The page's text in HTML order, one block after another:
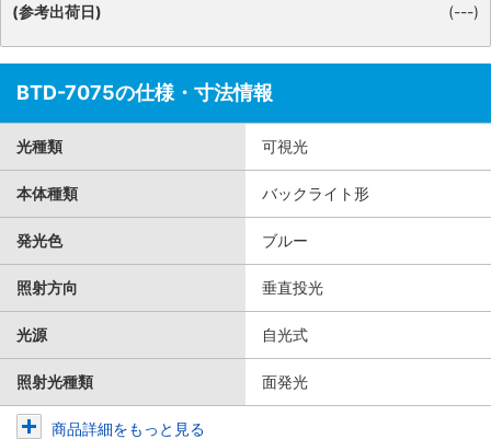
(参考出荷日)
(---)
BTD-7075の仕様・寸法情報
光種類 可視光
本体種類 バックライト形
発光色 ブルー
照射方向 垂直投光
光源 自光式
照射光種類 面発光
商品詳細をもっと見る